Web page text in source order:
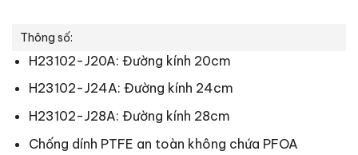
Thông số:
H23102-J20A: Đường kính 20cm
H23102-J24A: Đường kính 24cm
H23102-J28A: Đường kính 28cm
Chống dính PTFE an toàn không chứa PFOA